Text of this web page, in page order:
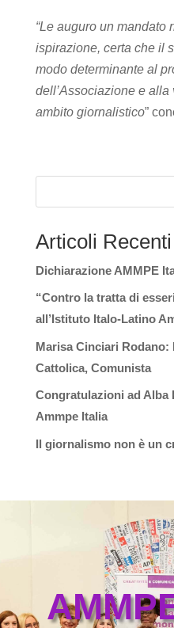
“Le auguro un mandato
ispirazione, certa che il
modo determinante al
dell’Associazione e
ambito giornalistico”
Articoli Recenti
Dichiarazione AMMPE
“Contro la tratta di
all’Istituto Italo-Latino
Marisa Cinciari Rodano:
Cattolica, Comunista
Congratulazioni ad Alba
Ammpe Italia
Il giornalismo non è un